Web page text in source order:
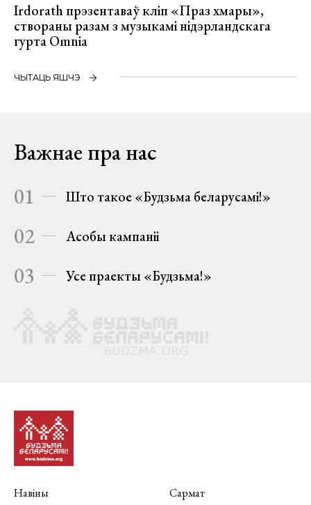
Irdorath прэзентаваў кліп «Праз хмары»,
створаны разам з музыкамі нідэрландскага
гурта Omnia
ЧЫТАЦЬ ЯШЧЭ
Важнае пра нас
01 Што такое «Будзьма беларусамі!»
02 Асобы кампаніі
03 Усе праекты «Будзьма!»
Навіны
Сармат